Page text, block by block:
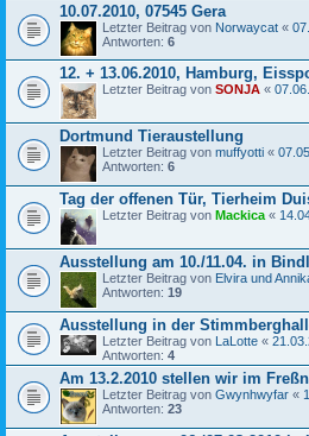
10.07.2010, 07545 Gera
Letzter Beitrag von Norwaycat «
Antworten: 6
12. + 13.06.2010, Hamburg,
Letzter Beitrag von SONJA «
Dortmund Tieraustellung
Letzter Beitrag von muffyotti «
Antworten: 6
Tag der offenen Tür, Tierheim
Letzter Beitrag von Mackica «
Ausstellung am 10./11.04. in
Letzter Beitrag von Elvira und
Antworten: 19
Ausstellung in der
Letzter Beitrag von LaLotte «
Antworten: 4
Am 13.2.2010 stellen wir im
Letzter Beitrag von Gwynhwyfar «
Antworten: 23